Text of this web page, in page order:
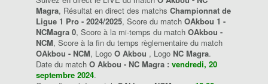
Magra, Résultat en direct des matchs Championnat de
Ligue 1 Pro - 2024/2025, Score du match OAkbou 1 -
NCMagra 0, Score à la mi-temps du match OAkbou -
NCM, Score à la fin du temps règlementaire du match
OAkbou - NCM, Logo O Akbou , Logo NC Magra.
Date du match O Akbou - NC Magra : vendredi, 20
septembre 2024.